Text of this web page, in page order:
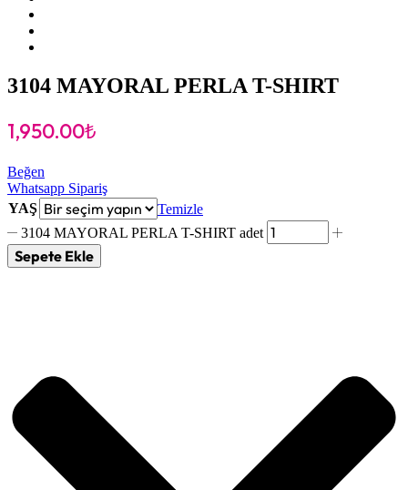
3104 MAYORAL PERLA T-SHIRT
1,950.00₺
Beğen
Whatsapp Sipariş
YAŞ
Temizle
3104 MAYORAL PERLA T-SHIRT adet
Sepete Ekle